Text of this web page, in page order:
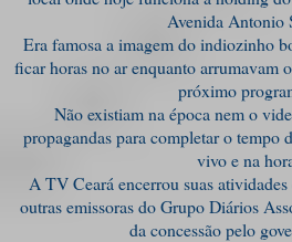
Avenida Antonio
Era famosa a imagem do indiozinho
ficar horas no ar enquanto arrumavam
próximo
Não existiam na época nem o
propagandas para completar o tempo
vivo e na
A TV Ceará encerrou suas
outras emissoras do Grupo Diários
da concessão pelo